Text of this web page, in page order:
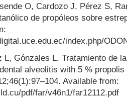
O, Cardozo J, Pérez S,
de propóleos sobre
index.php/
L, Gónzales L. Tratamiento de
alveolitis with 5 %
Available from:
pdf/far/v46n1/far12112.pdf